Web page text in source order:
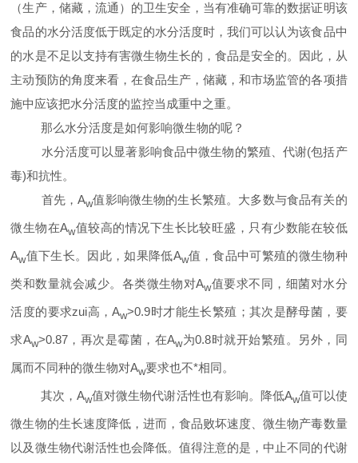
（生产，储藏，流通）的卫生安全，当有准确可靠的数据证明该
食品的水分活度低于既定的水分活度时，我们可以认为该食品中
的水是不足以支持有害微生物生长的，食品是安全的。因此，从
主动预防的角度来看，在食品生产，储藏，和市场监管的各项措
施中应该把水分活度的监控当成重中之重。
那么水分活度是如何影响微生物的呢？
水分活度可以显著影响食品中微生物的繁殖、代谢(包括产
毒)和抗性。
首先，Aw值影响微生物的生长繁殖。大多数与食品有关的
微生物在Aw值较高的情况下生长比较旺盛，只有少数能在较低
Aw值下生长。因此，如果降低Aw值，食品中可繁殖的微生物种
类和数量就会减少。各类微生物对Aw值要求不同，细菌对水分
活度的要求zui高，Aw>0.9时才能生长繁殖；其次是酵母菌，要
求Aw>0.87，再次是霉菌，在Aw为0.8时就开始繁殖。另外，同
属而不同种的微生物对Aw要求也不*相同。
其次，Aw值对微生物代谢活性也有影响。降低Aw值可以使
微生物的生长速度降低，进而，食品败坏速度、微生物产毒数量
以及微生物代谢活性也会降低。值得注意的是，中止不同的代谢